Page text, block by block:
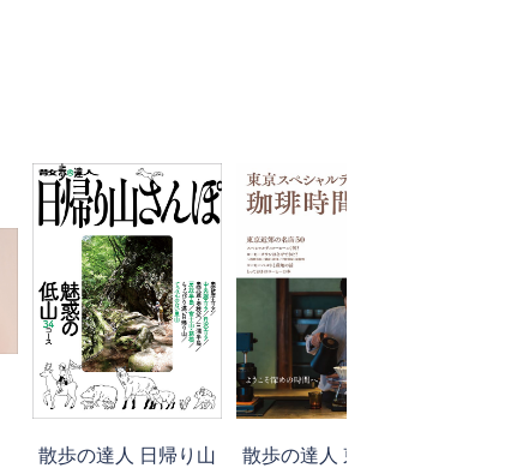
散歩の達人 日帰り山
散歩の達人 東京スペ